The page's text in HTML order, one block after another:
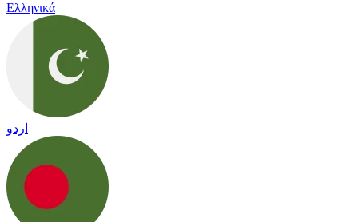
Ελληνικά
اردو